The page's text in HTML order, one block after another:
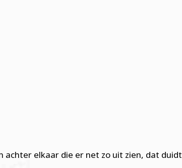
elkaar die er net zo uit zien, dat duidt